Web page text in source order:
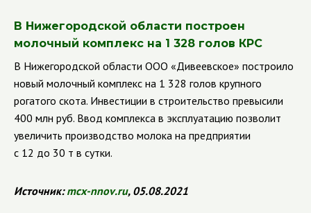
В Нижегородской области построен
молочный комплекс на 1 328 голов КРС
В Нижегородской области ООО «Дивеевское» построило
новый молочный комплекс на 1 328 голов крупного
рогатого скота. Инвестиции в строительство превысили
400 млн руб. Ввод комплекса в эксплуатацию позволит
увеличить производство молока на предприятии
с 12 до 30 т в сутки.
Источник:mcx-nnov.ru, 05.08.2021